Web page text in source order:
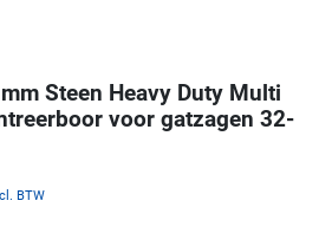
Steen Heavy Duty Multi
voor gatzagen 32-
BTW